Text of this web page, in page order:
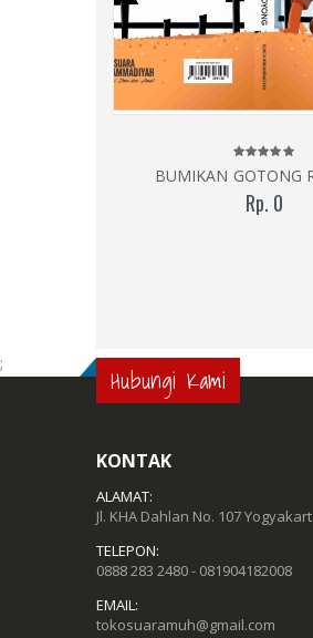
BUMIKAN GOTONG
Rp. 0
; Hubungi Kami
KONTAK
ALAMAT:
Jl. KHA Dahlan No. 107
TELEPON:
0888 283 2480 - 081904182008
EMAIL:
tokosuaramuh@gmail.com